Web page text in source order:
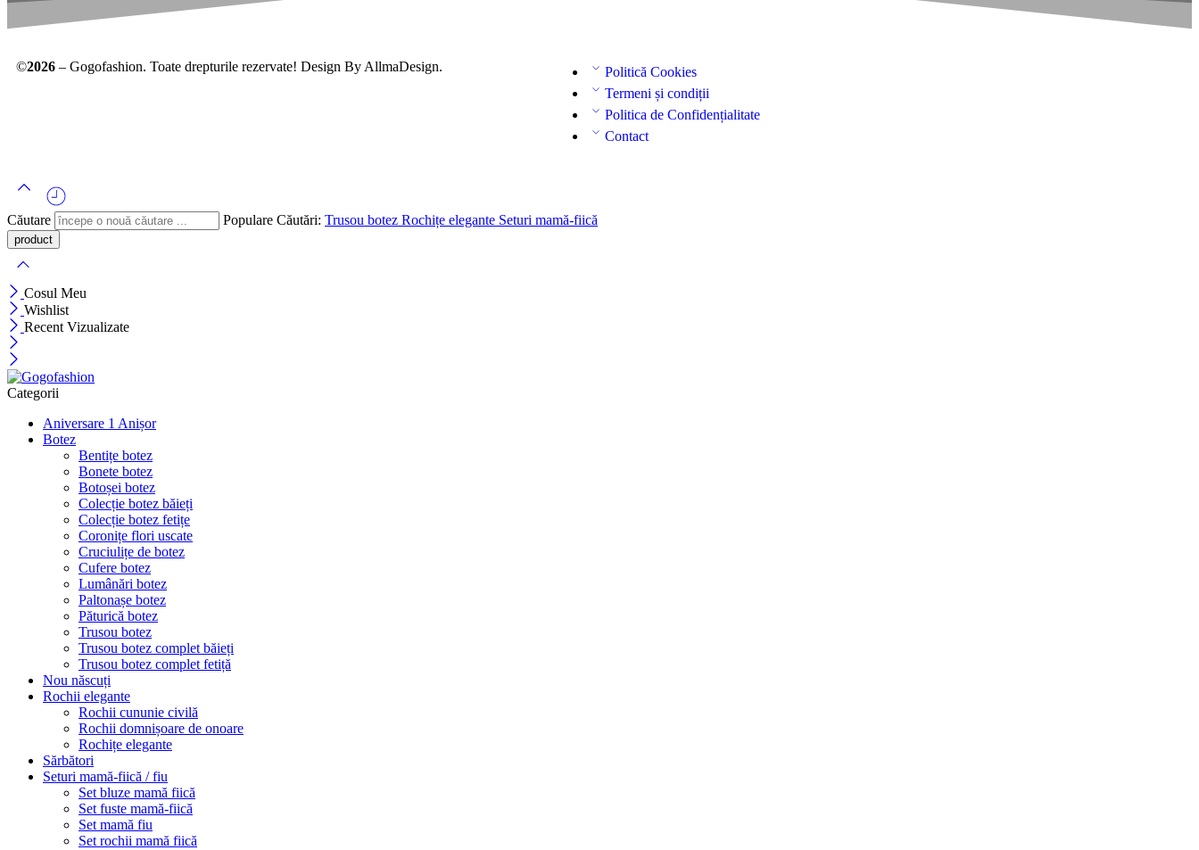
©2026 – Gogofashion. Toate drepturile rezervate! Design By AllmaDesign.
Politică Cookies
Termeni și condiții
Politica de Confidențialitate
Contact
Căutare Populare Căutări: Trusou botez Rochițe elegante Seturi mamă-fiică
Cosul Meu
Wishlist
Recent Vizualizate
Categorii
Aniversare 1 Anișor
Botez
Bentițe botez
Bonete botez
Botoșei botez
Colecție botez băieți
Colecție botez fetițe
Coronițe flori uscate
Cruciulițe de botez
Cufere botez
Lumânări botez
Paltonașe botez
Păturică botez
Trusou botez
Trusou botez complet băieți
Trusou botez complet fetiță
Nou născuți
Rochii elegante
Rochii cununie civilă
Rochii domnișoare de onoare
Rochițe elegante
Sărbători
Seturi mamă-fiică / fiu
Set bluze mamă fiică
Set fuste mamă-fiică
Set mamă fiu
Set rochii mamă fiică